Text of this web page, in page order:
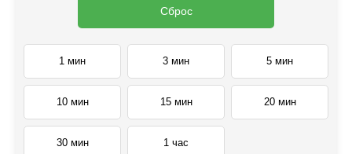
Сброс
1 мин 3 мин 5 мин
10 мин 15 мин 20 мин
30 мин 1 час